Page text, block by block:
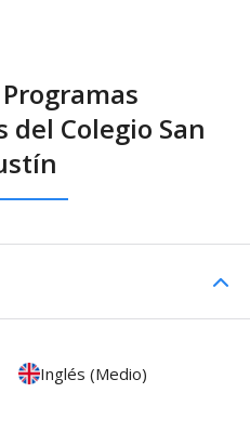
Colegio San
Inglés (Medio)